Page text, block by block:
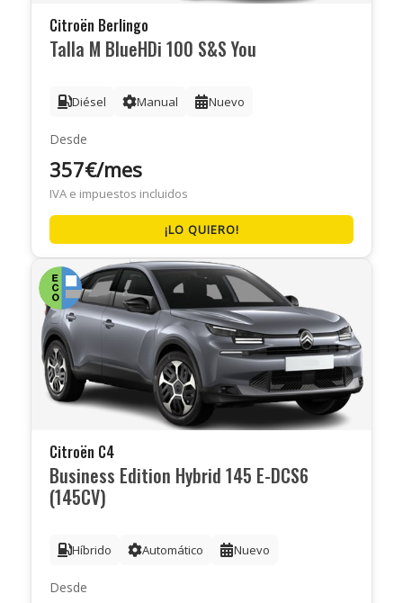
Citroën Berlingo
Talla M BlueHDi 100 S&S You
Diésel Manual Nuevo
Desde
357€/mes
IVA e impuestos incluidos
¡LO QUIERO!
Citroën C4
Business Edition Hybrid 145 E-DCS6
(145CV)
Híbrido Automático Nuevo
Desde